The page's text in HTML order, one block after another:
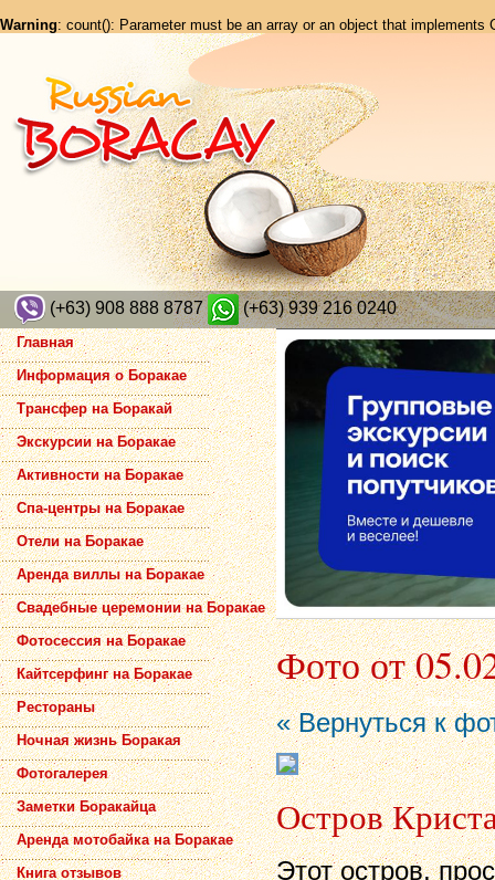
Warning: count(): Parameter must be an array or an object that implements
(+63) 908 888 8787 (+63) 939 216 0240
Главная
Информация о Боракае
Трансфер на Боракай
Экскурсии на Боракае
Активности на Боракае
Спа-центры на Боракае
Отели на Боракае
Аренда виллы на Боракае
Свадебные церемонии на Боракае
Фотосессия на Боракае
Кайтсерфинг на Боракае
Рестораны
Ночная жизнь Боракая
Фотогалерея
Заметки Боракайца
Аренда мотобайка на Боракае
Книга отзывов
Фото от
« Вернуться к
Остров
Этот остров,